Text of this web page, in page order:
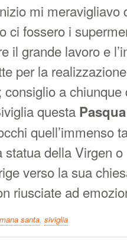
mi meravigliavo
ci fossero i
il grande lavoro e
per la
consiglio a chiunque
questa
quell’immenso
statua della Virgen
verso la sua
riusciate ad
santa, siviglia